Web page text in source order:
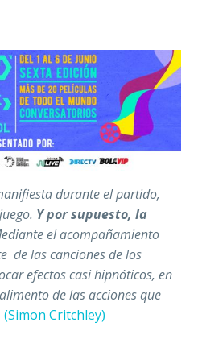
durante el partido,
Y por supuesto, la
el acompañamiento
de las canciones de los
efectos casi hipnóticos, en
de las acciones que
(Simon Critchley)